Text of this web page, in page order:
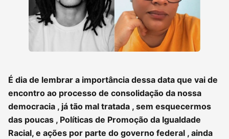
É dia de lembrar a importância dessa data que vai de
encontro ao processo de consolidação da nossa
democracia , já tão mal tratada , sem esquecermos
das poucas , Políticas de Promoção da Igualdade
Racial, e ações por parte do governo federal , ainda